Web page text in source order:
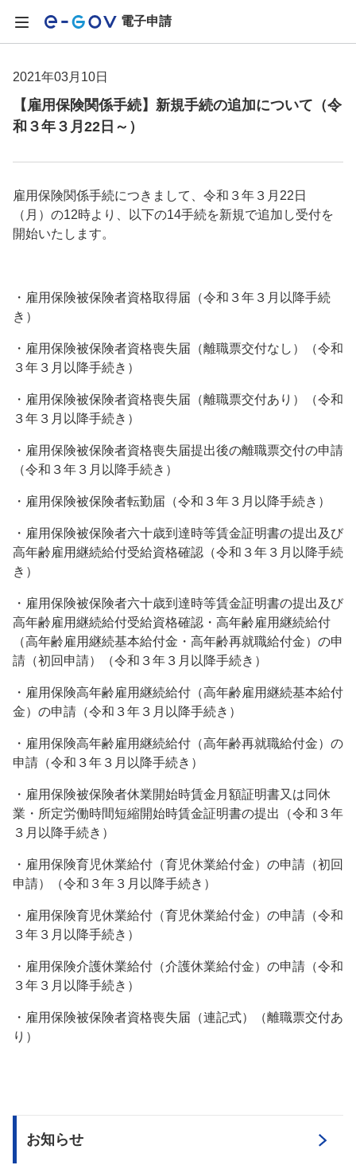
電子申請
2021年03月10日
【雇用保険関係手続】新規手続の追加について（令
和３年３月22日～）
雇用保険関係手続につきまして、令和３年３月22日
（月）の12時より、以下の14手続を新規で追加し受付を
開始いたします。
・雇用保険被保険者資格取得届（令和３年３月以降手続
き）
・雇用保険被保険者資格喪失届（離職票交付なし）（令和
３年３月以降手続き）
・雇用保険被保険者資格喪失届（離職票交付あり）（令和
３年３月以降手続き）
・雇用保険被保険者資格喪失届提出後の離職票交付の申請
（令和３年３月以降手続き）
・雇用保険被保険者転勤届（令和３年３月以降手続き）
・雇用保険被保険者六十歳到達時等賃金証明書の提出及び
高年齢雇用継続給付受給資格確認（令和３年３月以降手続
き）
・雇用保険被保険者六十歳到達時等賃金証明書の提出及び
高年齢雇用継続給付受給資格確認・高年齢雇用継続給付
（高年齢雇用継続基本給付金・高年齢再就職給付金）の申
請（初回申請）（令和３年３月以降手続き）
・雇用保険高年齢雇用継続給付（高年齢雇用継続基本給付
金）の申請（令和３年３月以降手続き）
・雇用保険高年齢雇用継続給付（高年齢再就職給付金）の
申請（令和３年３月以降手続き）
・雇用保険被保険者休業開始時賃金月額証明書又は同休
業・所定労働時間短縮開始時賃金証明書の提出（令和３年
３月以降手続き）
・雇用保険育児休業給付（育児休業給付金）の申請（初回
申請）（令和３年３月以降手続き）
・雇用保険育児休業給付（育児休業給付金）の申請（令和
３年３月以降手続き）
・雇用保険介護休業給付（介護休業給付金）の申請（令和
３年３月以降手続き）
・雇用保険被保険者資格喪失届（連記式）（離職票交付あ
り）
お知らせ